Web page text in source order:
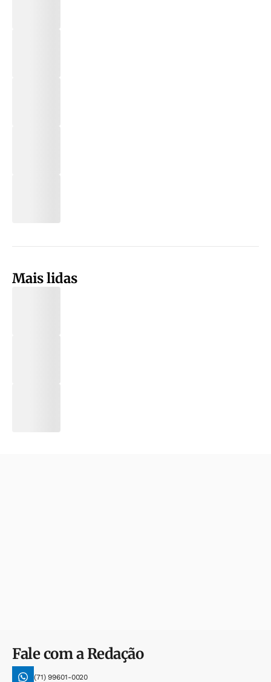
Mais lidas
Fale com a Redação
(71) 99601-0020